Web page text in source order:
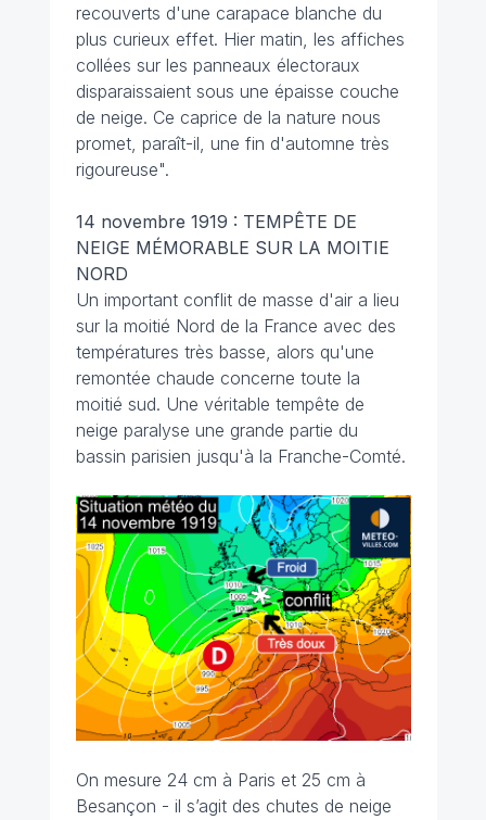
recouverts d'une carapace blanche du
plus curieux effet. Hier matin, les affiches
collées sur les panneaux électoraux
disparaissaient sous une épaisse couche
de neige. Ce caprice de la nature nous
promet, paraît-il, une fin d'automne très
rigoureuse".
14 novembre 1919 : TEMPÊTE DE
NEIGE MÉMORABLE SUR LA MOITIE
NORD
Un important conflit de masse d'air a lieu
sur la moitié Nord de la France avec des
températures très basse, alors qu'une
remontée chaude concerne toute la
moitié sud. Une véritable tempête de
neige paralyse une grande partie du
bassin parisien jusqu'à la Franche-Comté.
On mesure 24 cm à Paris et 25 cm à
Besançon - il s’agit des chutes de neige